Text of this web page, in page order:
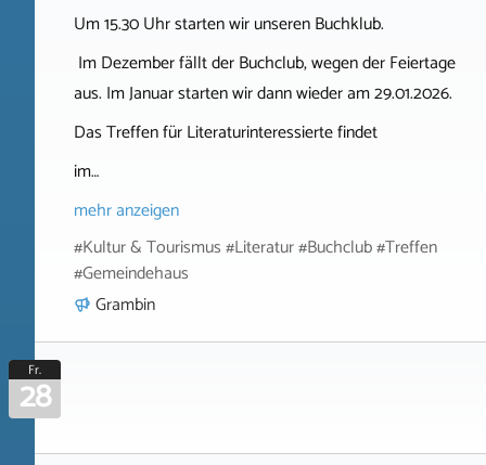
Um 15.30 Uhr starten wir unseren Buchklub.
Im Dezember fällt der Buchclub, wegen der Feiertage
aus. Im Januar starten wir dann wieder am 29.01.2026.
Das Treffen für Literaturinteressierte findet
im…
mehr anzeigen
#Kultur & Tourismus #Literatur #Buchclub #Treffen
#Gemeindehaus
Grambin
Fr.
28